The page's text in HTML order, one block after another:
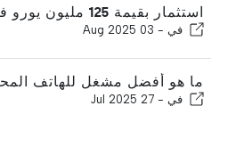
استثمار بقيمة 125 مليون يورو في تطوير الغارف
في - 03 Aug 2025
ما هو أفضل مشغل للهاتف
في - 27 Jul 2025